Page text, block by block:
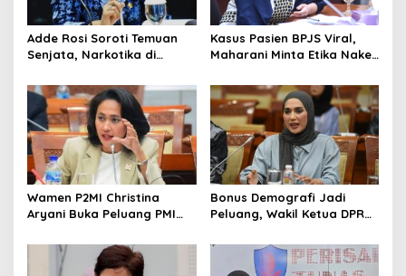
Adde Rosi Soroti Temuan
Senjata, Narkotika di
Siswa Harus Dijaga
Kasus Pasien BPJS Viral,
Maharani Minta Etika Nakes
Dievaluasi
Wamen P2MI Christina
Aryani Buka Peluang PMI
dan Syaratnya
Bonus Demografi Jadi
Peluang, Wakil Ketua DPR
Tembus Pasar Kerja Global